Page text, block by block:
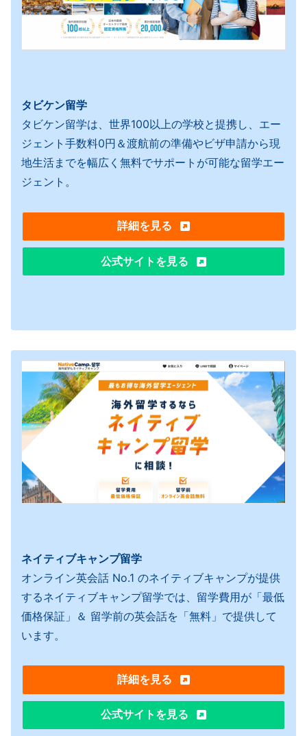
タビケン留学
タビケン留学は、世界100以上の学校と提携し、エー
ジェント手数料0円＆渡航前の準備やビザ申請から現
地生活までを幅広く無料でサポートが可能な留学エー
ジェント。
詳細を見る
公式サイトを見る
ネイティブキャンプ留学
オンライン英会話 No.1 のネイティブキャンプが提供
するネイティブキャンプ留学では、留学費用が「最低
価格保証」＆ 留学前の英会話を「無料」で提供して
います。
詳細を見る
公式サイトを見る